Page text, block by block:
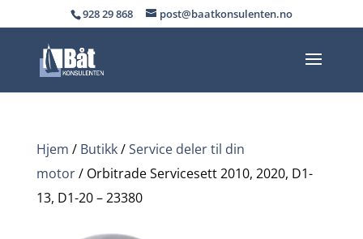
928 29 868 post@baatkonsulenten.no
Hjem / Butikk/Service deler til din
motor/ Orbitrade Servicesett 2010, 2020, D1-
13, D1-20 – 23380